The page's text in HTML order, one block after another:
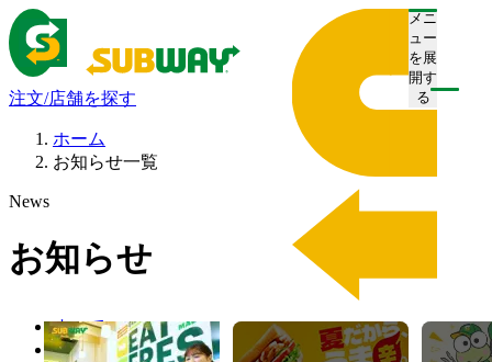
メニ
ュー
を展
開す
る
注文/店舗を探す
ホーム
お知らせ一覧
News
お知らせ
すべて
プレスリリース